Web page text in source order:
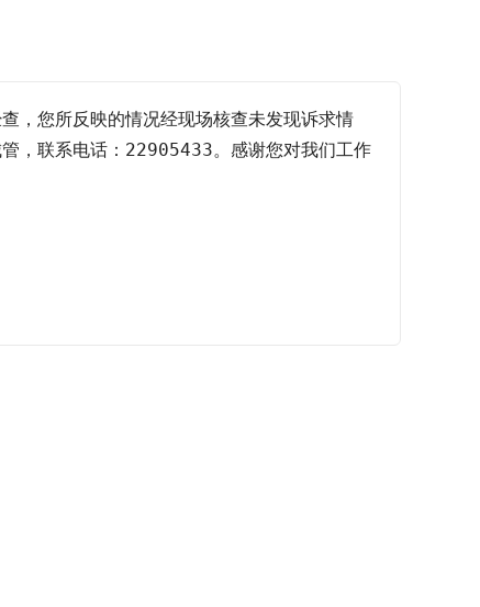
，您所反映的情况经现场核查未发现诉求情
，联系电话：22905433。感谢您对我们工作